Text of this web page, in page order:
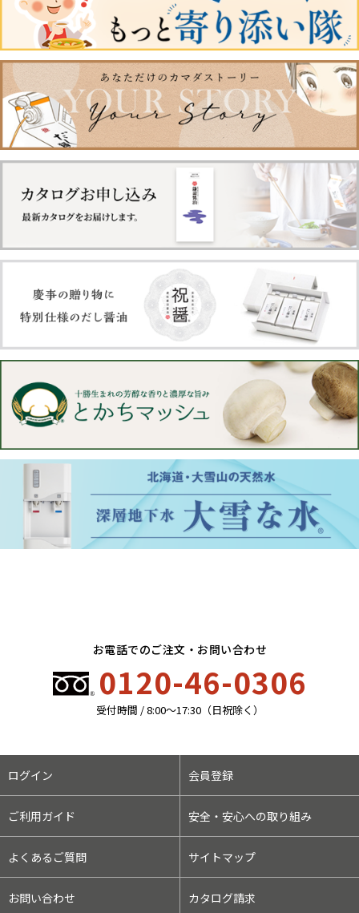
お電話でのご注文・お問い合わせ
0120-46-0306
受付時間 / 8:00〜17:30（日祝除く）
ログイン 会員登録
ご利用ガイド 安全・安心への取り組み
よくあるご質問 サイトマップ
お問い合わせ カタログ請求